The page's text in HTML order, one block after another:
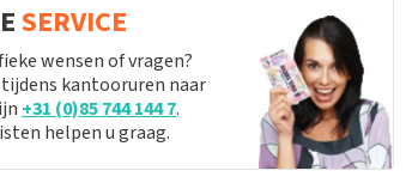
SERVICE
wensen of vragen?
tijdens kantooruren naar
+31 (0)85 744 144 7.
helpen u graag.